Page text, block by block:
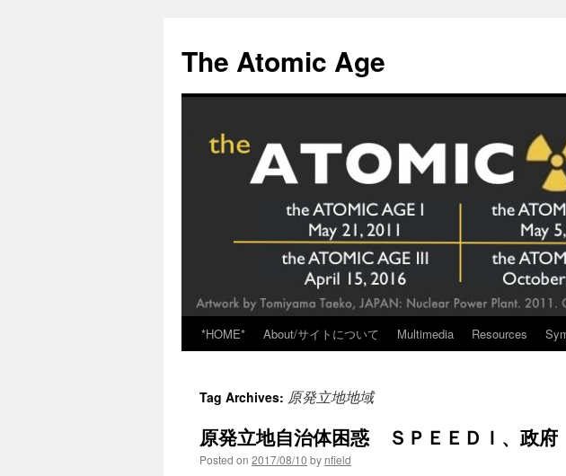
content
The Atomic Age
*HOME* About/サイトについて Multimedia Resources
Tag Archives: 原発立地地域
原発立地自治体困惑 ＳＰＥＥＤＩ、政府
Posted on 2017/08/10 by nfield